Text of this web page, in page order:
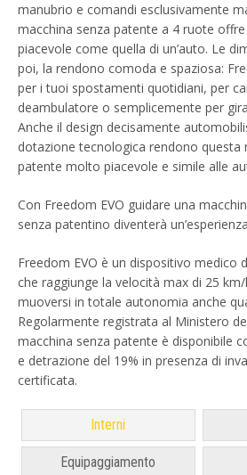
manubrio e comandi esclusivamente
macchina senza patente a 4 ruote
piacevole come quella di un’auto. Le
poi, la rendono comoda e spaziosa:
per i tuoi spostamenti quotidiani, per
deambulatore o semplicemente per
Anche il design decisamente
dotazione tecnologica rendono questa
patente molto piacevole e simile alle
Con Freedom EVO guidare una
senza patentino diventerà
Freedom EVO è un dispositivo medico
che raggiunge la velocità max di 25
muoversi in totale autonomia anche
Regolarmente registrata al Ministero
macchina senza patente è disponibile
e detrazione del 19% in presenza di
certificata.
Interni
Equipaggiamento